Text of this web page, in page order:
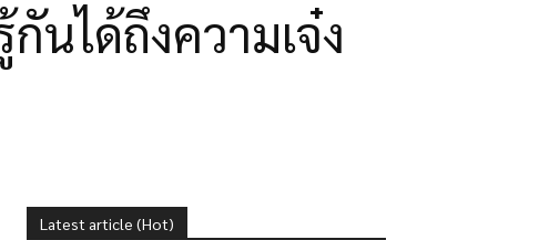
นได้ถึงความเจ๋ง
Latest article (Hot)